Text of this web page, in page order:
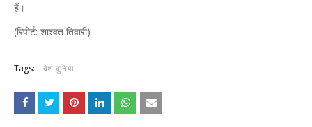
हैं।
(रिपोर्ट: शाश्वत तिवारी)
Tags: देश-दुनिया